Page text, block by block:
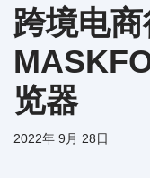
文
跨境电商
览器
2022年 9月 28日